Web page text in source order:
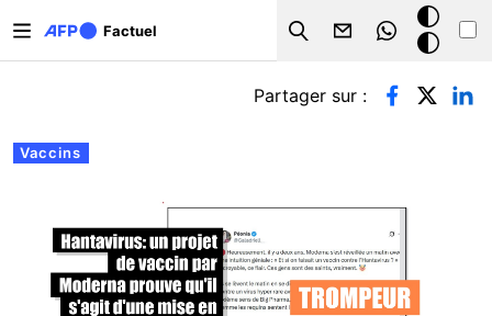
Factuel
Search
Mode
sombre
Onglets principaux
Vaccins
Partager sur :